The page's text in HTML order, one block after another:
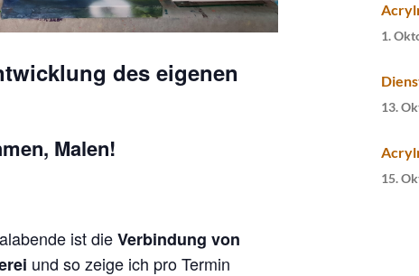
des eigenen
Malen!
ist dieVerbindung von
und so zeige ich pro Termin
1.
13.
15.